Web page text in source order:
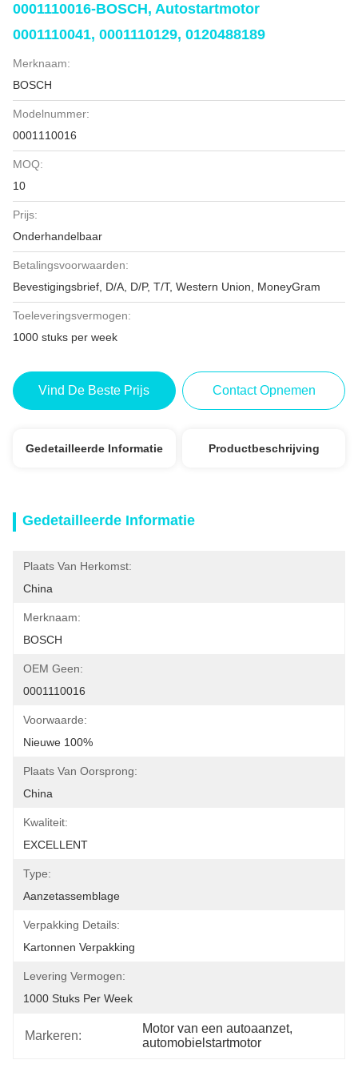
0001110016-BOSCH, Autostartmotor
0001110041, 0001110129, 0120488189
Merknaam:
BOSCH
Modelnummer:
0001110016
MOQ:
10
Prijs:
Onderhandelbaar
Betalingsvoorwaarden:
Bevestigingsbrief, D/A, D/P, T/T, Western Union, MoneyGram
Toeleveringsvermogen:
1000 stuks per week
Vind De Beste Prijs Contact Opnemen
Gedetailleerde Informatie Productbeschrijving
Gedetailleerde Informatie
Plaats Van Herkomst:
China
Merknaam:
BOSCH
OEM Geen:
0001110016
Voorwaarde:
Nieuwe 100%
Plaats Van Oorsprong:
China
Kwaliteit:
EXCELLENT
Type:
Aanzetassemblage
Verpakking Details:
Kartonnen Verpakking
Levering Vermogen:
1000 Stuks Per Week
Markeren:
Motor van een autoaanzet,
automobielstartmotor